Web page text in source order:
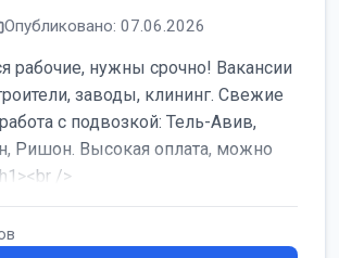
Опубликовано: 07.06.2026
рабочие, нужны срочно! Вакансии
заводы, клининг. Свежие
с подвозкой: Тель-Авив,
Ришон. Высокая оплата, можно
/>